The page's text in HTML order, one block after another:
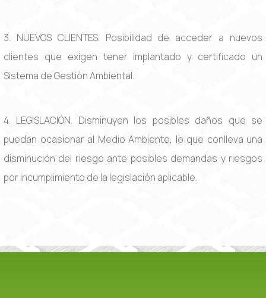
3. NUEVOS CLIENTES. Posibilidad de acceder a nuevos
clientes que exigen tener implantado y certificado un
Sistema de Gestión Ambiental.
4. LEGISLACIÓN. Disminuyen los posibles daños que se
puedan ocasionar al Medio Ambiente, lo que conlleva una
disminución del riesgo ante posibles demandas y riesgos
por incumplimiento de la legislación aplicable.